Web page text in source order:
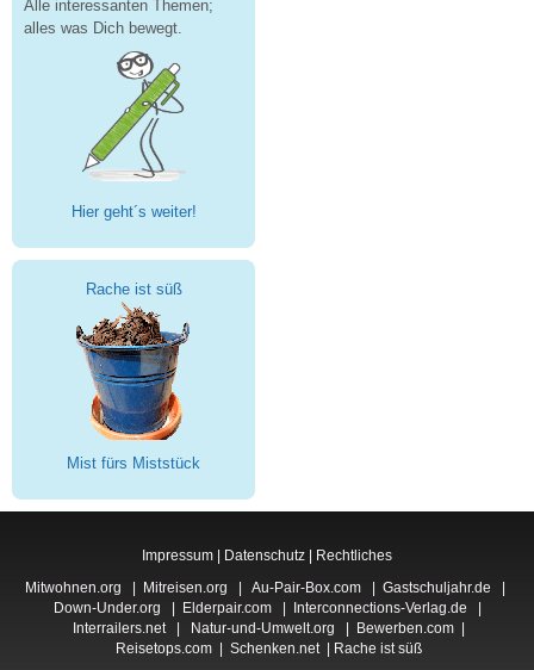
Alle interessanten Themen;
alles was Dich bewegt.
Hier geht´s weiter!
Rache ist süß
Mist fürs Miststück
Impressum Datenschutz
Rechtliches
Mitwohnen.org | Mitreisen.org | Au-Pair-Box.com | Gastschuljahr.de |
Down-Under.org | Elderpair.com| Interconnections-Verlag.de |
Interrailers.net | Natur-und-Umwelt.org | Bewerben.com |
Reisetops.com | Schenken.net | Rache ist süß